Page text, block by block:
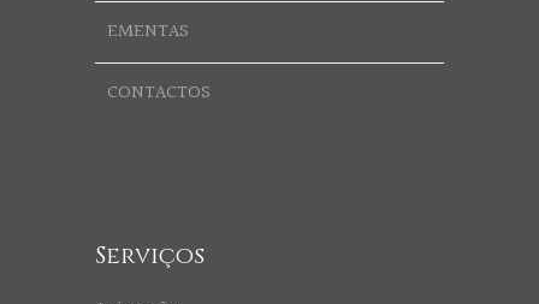
EMENTAS
CONTACTOS
Serviços